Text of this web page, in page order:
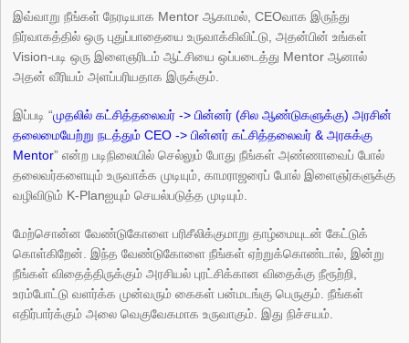
இவ்வாறு நீங்கள் நேரடியாக Mentor ஆகாமல், CEOவாக இருந்து
நிர்வாகத்தில் ஒரு புதுப்பாதையை உருவாக்கிவிட்டு, அதன்பின் உங்கள்
Vision-படி ஒரு இளைஞரிடம் ஆட்சியை ஒப்படைத்து Mentor ஆனால்
அதன் வீரியம் அளப்பரியதாக இருக்கும்.
இப்படி “முதலில் கட்சித்தலைவர் -> பின்னர் (சில ஆண்டுகளுக்கு) அரசின்
தலைமையேற்று நடத்தும் CEO -> பின்னர் கட்சித்தலைவர் & அரசுக்கு
Mentor” என்ற படிநிலையில் செல்லும் போது நீங்கள் அண்ணாவைப் போல்
தலைவர்களையும் உருவாக்க முடியும், காமராஜரைப் போல் இளைஞர்களுக்கு
வழிவிடும் K-Planஐயும் செயல்படுத்த முடியும்.
மேற்சொன்ன வேண்டுகோளை பரிசீலிக்குமாறு தாழ்மையுடன் கேட்டுக்
கொள்கிறேன். இந்த வேண்டுகோளை நீங்கள் ஏற்றுக்கொண்டால், இன்று
நீங்கள் விதைத்திருக்கும் அரசியல் புரட்சிக்கான விதைக்கு நீரூற்றி,
உரம்போட்டு வளர்க்க முன்வரும் கைகள் பன்மடங்கு பெருகும். நீங்கள்
எதிர்பார்க்கும் அலை வெகுவேகமாக உருவாகும். இது நிச்சயம்.